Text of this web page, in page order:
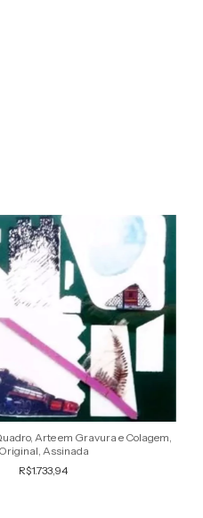
Arte em Gravura e Colagem,
Original, Assinada
R$1.733,94